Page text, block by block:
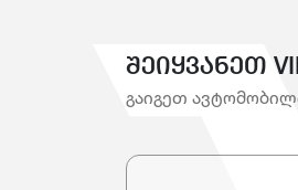
შეიყვანეთ
გაიგეთ